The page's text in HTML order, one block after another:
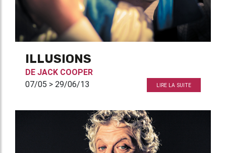
ILLUSIONS
DE JACK COOPER
07/05 > 29/06/13
LIRE LA SUITE